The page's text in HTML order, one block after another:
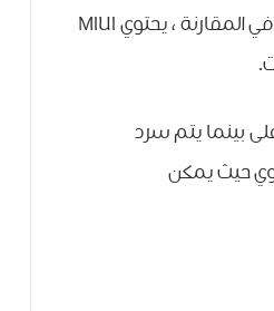
المستخدم الوصول إلى تطبيق قد يكون موجودًا في صفحة أخرى أو داخل مجلد. في المقارنة ، يحتوي MIUI
بينما يتم سرد
حيث يمكن